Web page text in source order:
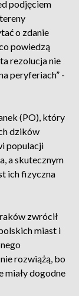
podjęciem
o zdanie
powiedzą
rezolucja nie
peryferiach” -
(PO), który
dzików
populacji
a skutecznym
ich fizyczna
zwrócił
miast i
rozwiążą, bo
miały dogodne